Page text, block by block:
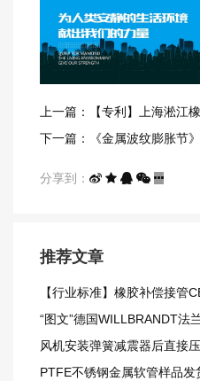
上一篇：【专利】上海淞江
下一篇：《金属波纹膨胀节
分享到：
推荐文章
【行业标准】橡胶补偿接管
“图文”德国WILLBRANDT法
风机安装弹簧减震器后直接
PTFE不锈钢金属软管样品发